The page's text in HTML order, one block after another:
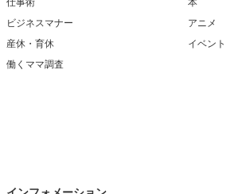
仕事術
ビジネスマナー
産休・育休
働くママ調査
本
アニメ
イベント